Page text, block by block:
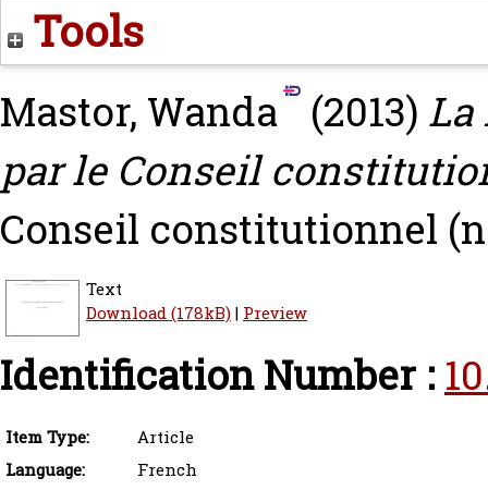
Tools
Mastor, Wanda (2013)
par le Conseil
Conseil constitutionnel
Text
Download (178kB)| Preview
Identification Number :
Item Type:
Article
Language:
French